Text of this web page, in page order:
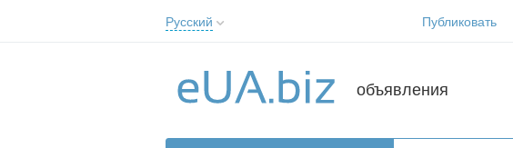
Русский
Українська
Публиковать
объявления